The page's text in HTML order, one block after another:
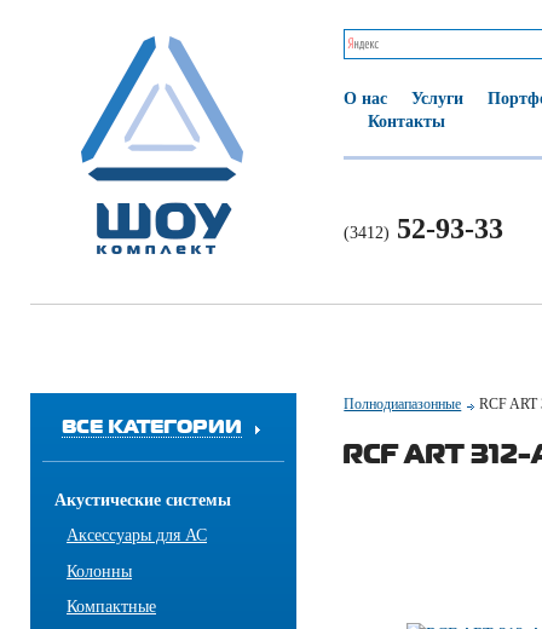
О нас Услуги
Контакты
(3412) 52-93-33
ВСЕ КАТЕГОРИИ
Акустические системы
Аксессуары для АС
Колонны
Компактные
Полнодиапазонные RCF
RCF ART